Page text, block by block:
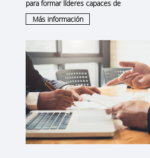
para formar líderes capaces de
Más información